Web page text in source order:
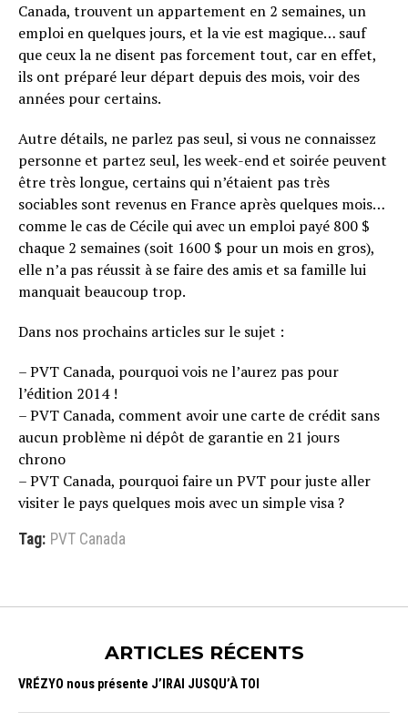
Canada, trouvent un appartement en 2 semaines, un
emploi en quelques jours, et la vie est magique… sauf
que ceux la ne disent pas forcement tout, car en effet,
ils ont préparé leur départ depuis des mois, voir des
années pour certains.
Autre détails, ne parlez pas seul, si vous ne connaissez
personne et partez seul, les week-end et soirée peuvent
être très longue, certains qui n’étaient pas très
sociables sont revenus en France après quelques mois…
comme le cas de Cécile qui avec un emploi payé 800 $
chaque 2 semaines (soit 1600 $ pour un mois en gros),
elle n’a pas réussit à se faire des amis et sa famille lui
manquait beaucoup trop.
Dans nos prochains articles sur le sujet :
– PVT Canada, pourquoi vois ne l’aurez pas pour
l’édition 2014 !
– PVT Canada, comment avoir une carte de crédit sans
aucun problème ni dépôt de garantie en 21 jours
chrono
– PVT Canada, pourquoi faire un PVT pour juste aller
visiter le pays quelques mois avec un simple visa ?
Tag: PVT Canada
ARTICLES RÉCENTS
VRÉZYO nous présente J’IRAI JUSQU’À TOI